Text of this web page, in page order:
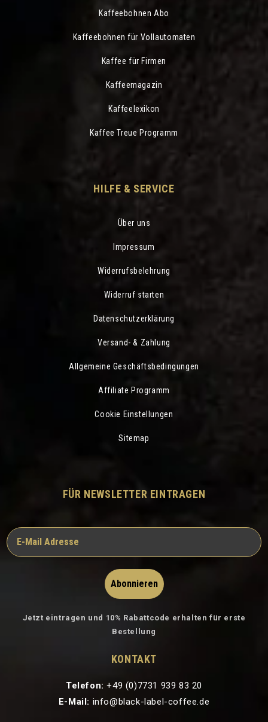
Kaffeebohnen Abo
Kaffeebohnen für Vollautomaten
Kaffee für Firmen
Kaffeemagazin
Kaffeelexikon
Kaffee Treue Programm
HILFE & SERVICE
Über uns
Impressum
Widerrufsbelehrung
Widerruf starten
Datenschutzerklärung
Versand- & Zahlung
Allgemeine Geschäftsbedingungen
Affiliate Programm
Cookie Einstellungen
Sitemap
FÜR NEWSLETTER EINTRAGEN
Abonnieren
Jetzt eintragen und 10% Rabattcode erhalten für erste
Bestellung
KONTAKT
Telefon: +49 (0)7731 939 83 20
E-Mail: info@black-label-coffee.de